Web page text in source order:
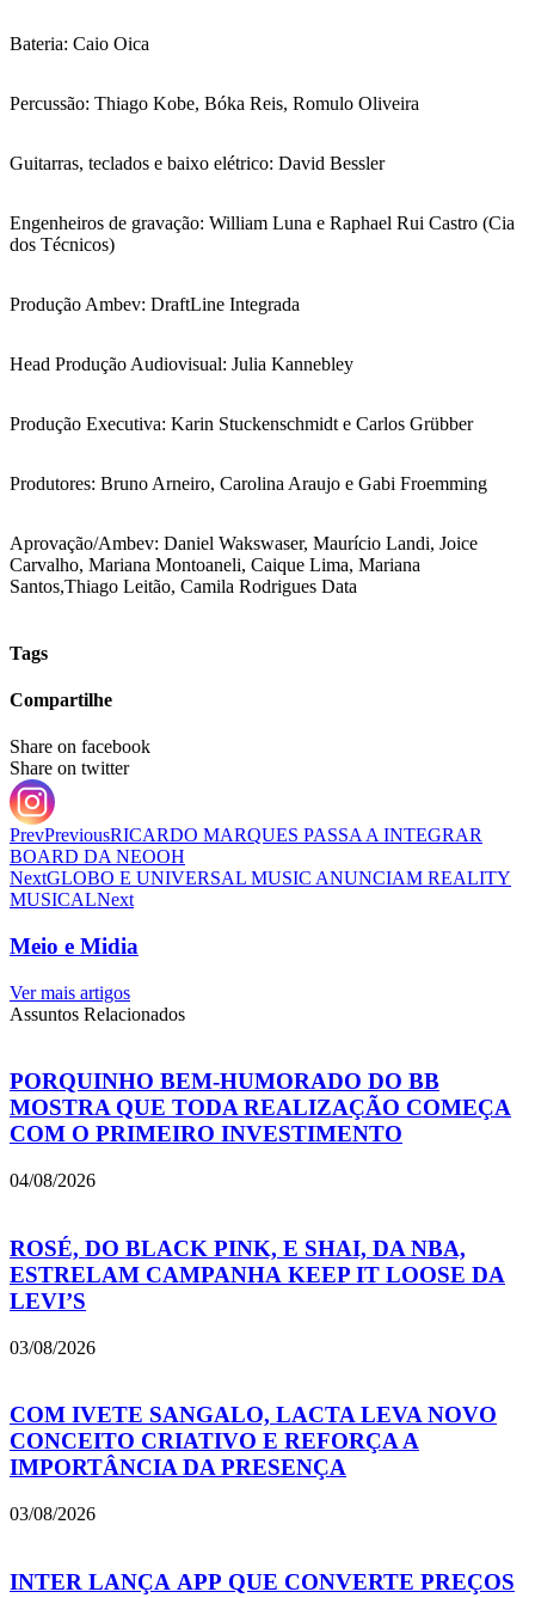
Bateria: Caio Oica
Percussão: Thiago Kobe, Bóka Reis, Romulo Oliveira
Guitarras, teclados e baixo elétrico: David Bessler
Engenheiros de gravação: William Luna e Raphael Rui Castro (Cia
dos Técnicos)
Produção Ambev: DraftLine Integrada
Head Produção Audiovisual: Julia Kannebley
Produção Executiva: Karin Stuckenschmidt e Carlos Grübber
Produtores: Bruno Arneiro, Carolina Araujo e Gabi Froemming
Aprovação/Ambev: Daniel Wakswaser, Maurício Landi, Joice
Carvalho, Mariana Montoaneli, Caique Lima, Mariana
Santos,Thiago Leitão, Camila Rodrigues Data
Tags
Compartilhe
Share on facebook
Share on twitter
PrevPreviousRICARDO MARQUES PASSA A INTEGRAR
BOARD DA NEOOH
NextGLOBO E UNIVERSAL MUSIC ANUNCIAM REALITY
MUSICALNext
Meio e Midia
Ver mais artigos
Assuntos Relacionados
PORQUINHO BEM-HUMORADO DO BB
MOSTRA QUE TODA REALIZAÇÃO COMEÇA
COM O PRIMEIRO INVESTIMENTO
04/08/2026
ROSÉ, DO BLACK PINK, E SHAI, DA NBA,
ESTRELAM CAMPANHA KEEP IT LOOSE DA
LEVI’S
03/08/2026
COM IVETE SANGALO, LACTA LEVA NOVO
CONCEITO CRIATIVO E REFORÇA A
IMPORTÂNCIA DA PRESENÇA
03/08/2026
INTER LANÇA APP QUE CONVERTE PREÇOS